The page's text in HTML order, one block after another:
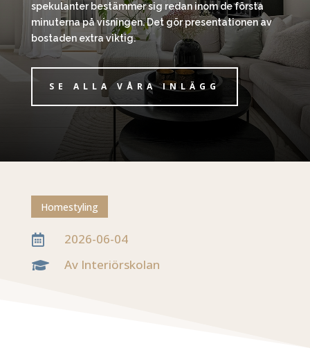
spekulanter bestämmer sig redan inom de första
minuterna på visningen. Det gör presentationen av
bostaden extra viktig.
SE ALLA VÅRA INLÄGG
Homestyling
 2026-06-04
 Av Interiörskolan